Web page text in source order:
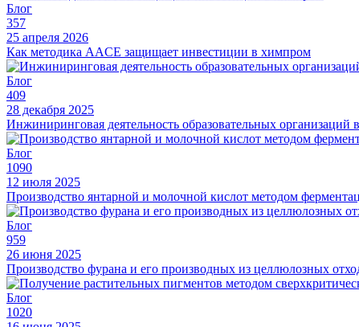
Блог
357
25 апреля 2026
Как методика AACE защищает инвестиции в химпром
Блог
409
28 декабря 2025
Инжиниринговая деятельность образовательных
Блог
1090
12 июля 2025
Производство янтарной и молочной кислот методом
Блог
959
26 июня 2025
Производство фурана и его производных из целлюлозных
Блог
1020